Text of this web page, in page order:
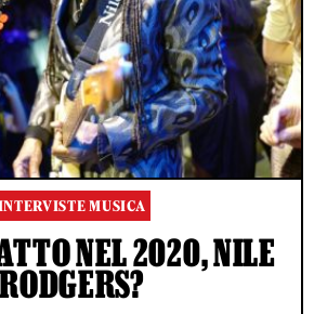
MUSICA
NEL 2020, NILE
RODGERS?